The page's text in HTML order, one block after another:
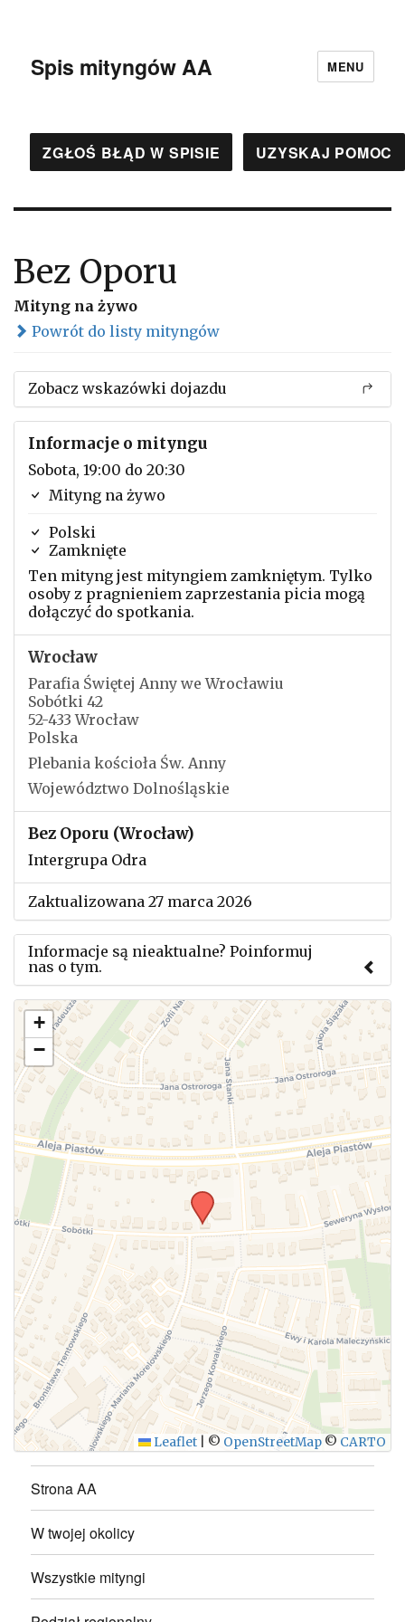
Spis mityngów AA MENU
ZGŁOŚ BŁĄD W SPISIE UZYSKAJ POMOC
Bez Oporu
Mityng na żywo
Powrót do listy mityngów
Zobacz wskazówki dojazdu
Informacje o mityngu
Sobota, 19:00 do 20:30
Mityng na żywo
Polski
Zamknięte
Ten mityng jest mityngiem zamkniętym. Tylko
osoby z pragnieniem zaprzestania picia mogą
dołączyć do spotkania.
Wrocław
Parafia Świętej Anny we Wrocławiu
Sobótki 42
52-433 Wrocław
Polska
Plebania kościoła Św. Anny
Województwo Dolnośląskie
Bez Oporu (Wrocław)
Intergrupa Odra
Zaktualizowana 27 marca 2026
Informacje są nieaktualne? Poinformuj
nas o tym.
Użyj tego formularza aby przesłać informację o
zmianach w powyższym mityngu.
WYŚLIJ
+
−
Leaflet © OpenStreetMap © CARTO
Strona AA
W twojej okolicy
Wszystkie mityngi